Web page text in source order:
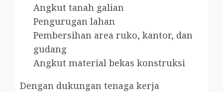
Angkut tanah galian
Pengurugan lahan
Pembersihan area ruko, kantor, dan
gudang
Angkut material bekas konstruksi
Dengan dukungan tenaga kerja